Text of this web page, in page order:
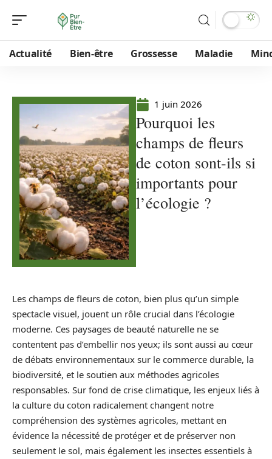
Actualité Bien-être Grossesse Maladie
1 juin 2026
Pourquoi les
champs de fleurs
de coton sont-ils si
importants pour
l’écologie ?
Les champs de fleurs de coton, bien plus qu’un simple
spectacle visuel, jouent un rôle crucial dans l’écologie
moderne. Ces paysages de beauté naturelle ne se
contentent pas d’embellir nos yeux; ils sont aussi au cœur
de débats environnementaux sur le commerce durable, la
biodiversité, et le soutien aux méthodes agricoles
responsables. Sur fond de crise climatique, les enjeux liés à
la culture du coton radicalement changent notre
compréhension des systèmes agricoles, mettant en
évidence la nécessité de protéger et de préserver non
seulement le sol, mais également les insectes essentiels à